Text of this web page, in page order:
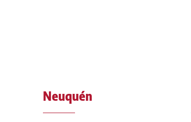
Neuquén